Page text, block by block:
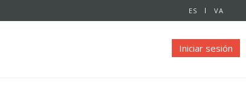
ES VA
Iniciar sesión